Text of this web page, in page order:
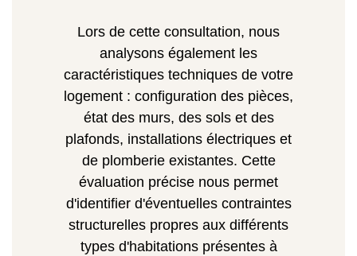
Lors de cette consultation, nous
analysons également les
caractéristiques techniques de votre
logement : configuration des pièces,
état des murs, des sols et des
plafonds, installations électriques et
de plomberie existantes. Cette
évaluation précise nous permet
d'identifier d'éventuelles contraintes
structurelles propres aux différents
types d'habitations présentes à